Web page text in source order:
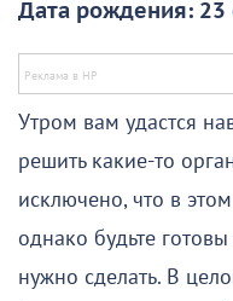
Дата рождения: 23
Утром вам удастся
решить какие-то
исключено, что в
однако будьте
нужно сделать. В